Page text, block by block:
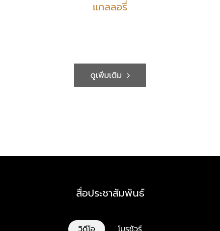
แกลลอรี่
ดูเพิ่มเติม
สื่อประชาสัมพันธ์